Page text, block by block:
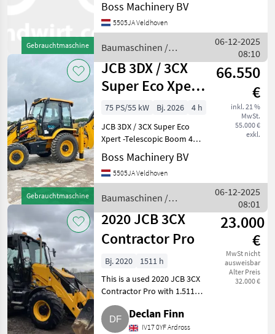
Gebrauchtmaschine
A/C Year: 2026 Reference
number: BM005936 Hours: 4
Xpert 4WD - T
Boss Machinery BV
5505JA Veldhoven
Baumaschinen /
JCB
06-12-2025
08:10
Gebrauchtmaschine
JCB 3DX / 3CX
Super Eco Xpert
- Tele Boom 4/1
bucket
66.550
€
inkl. 21 %
MwSt.
55.000 €
exkl.
75 PS/55 kW Bj. 2026
4 h
JCB 3DX / 3CX Super Eco
Xpert -Telescopic Boom 4/1
Bucket / Hammer Lines /
A/C Year: 2026 Reference
number: BM005937 Hours: 4
Xpert 4WD - T
Boss Machinery BV
5505JA Veldhoven
Baumaschinen /
JCB
06-12-2025
08:01
2020 JCB 3CX
Contractor Pro
23.000
€
MwSt nicht
ausweisbar
Alter Preis
32.000 €
Bj. 2020
1511 h
This is a used 2020 JCB 3CX
Contractor Pro with 1.511
hours, owner-operated,
equipped with a 6-speed
powershift transmission, 81 kW
Declan Finn
IV17 0YF Ardross